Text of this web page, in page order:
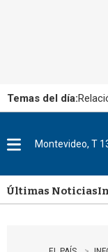
Temas del día:
u
Montevideo, T
Últimas Noticias